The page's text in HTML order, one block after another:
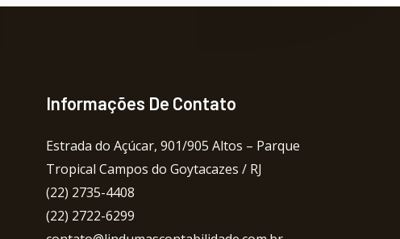
Informações De Contato
Estrada do Açúcar, 901/905 Altos – Parque
Tropical Campos do Goytacazes / RJ
(22) 2735-4408
(22) 2722-6299